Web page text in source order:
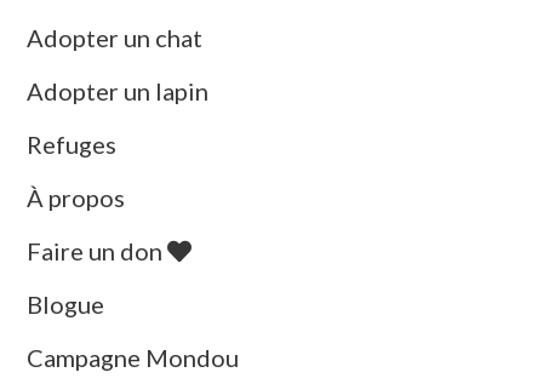
Adopter un chat
Adopter un lapin
Refuges
À propos
Faire un don
Blogue
Campagne Mondou